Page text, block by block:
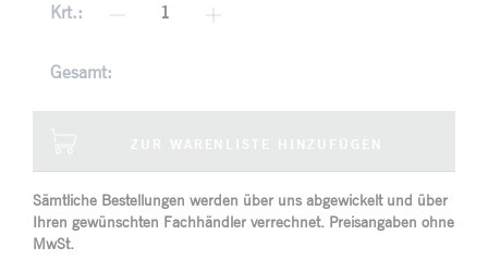
Krt.:
Gesamt:
Sämtliche Bestellungen werden über uns abgewickelt und über
Ihren gewünschten Fachhändler verrechnet. Preisangaben ohne
MwSt.